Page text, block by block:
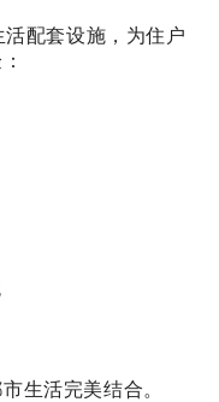
活配套设施，为住户
生活完美结合。